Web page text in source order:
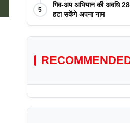
5
गिव-अप अभियान की अवधि 28
हटा सकेंगे अपना नाम